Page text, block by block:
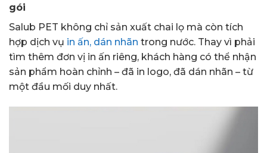
gói
Salub PET không chỉ sản xuất chai lọ mà còn tích
hợp dịch vụ in ấn, dán nhãn trong nước. Thay vì phải
tìm thêm đơn vị in ấn riêng, khách hàng có thể nhận
sản phẩm hoàn chỉnh – đã in logo, đã dán nhãn – từ
một đầu mối duy nhất.